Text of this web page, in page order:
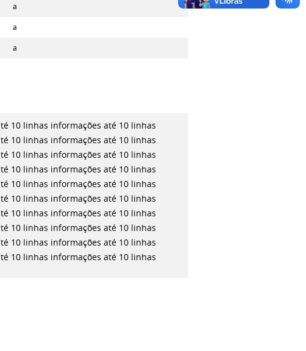
a
a
a
10 linhas informações até 10 linhas
10 linhas informações até 10 linhas
10 linhas informações até 10 linhas
10 linhas informações até 10 linhas
10 linhas informações até 10 linhas
10 linhas informações até 10 linhas
10 linhas informações até 10 linhas
10 linhas informações até 10 linhas
10 linhas informações até 10 linhas
10 linhas informações até 10 linhas